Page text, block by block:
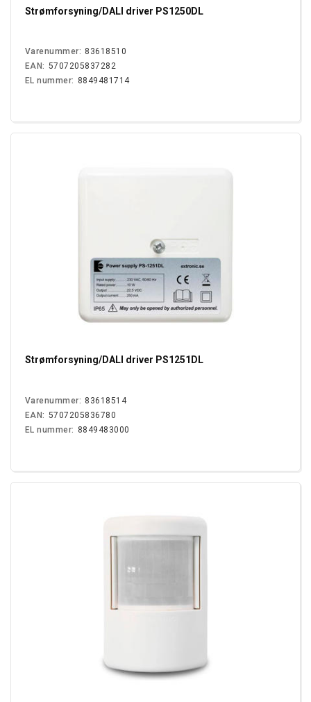
Strømforsyning/DALI driver PS1250DL
Varenummer: 83618510
EAN: 5707205837282
EL nummer: 8849481714
Strømforsyning/DALI driver PS1251DL
Varenummer: 83618514
EAN: 5707205836780
EL nummer: 8849483000